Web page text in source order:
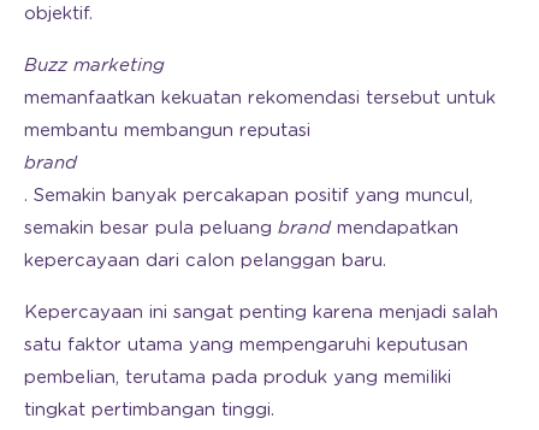
objektif.
Buzz marketing
memanfaatkan kekuatan rekomendasi tersebut untuk
membantu membangun reputasi
brand
. Semakin banyak percakapan positif yang muncul,
semakin besar pula peluang brand mendapatkan
kepercayaan dari calon pelanggan baru.
Kepercayaan ini sangat penting karena menjadi salah
satu faktor utama yang mempengaruhi keputusan
pembelian, terutama pada produk yang memiliki
tingkat pertimbangan tinggi.